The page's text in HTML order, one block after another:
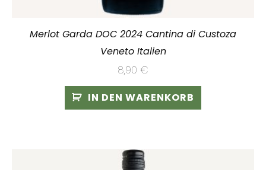
Merlot Garda DOC 2024 Cantina di Custoza
Veneto Italien
8,90 €
IN DEN WARENKORB